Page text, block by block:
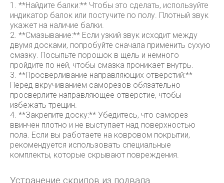
1. **Найдите балки:** Чтобы это сделать, используйте
индикатор балок или постучите по полу. Плотный звук
укажет на наличие балки.
2. **Смазывание:** Если узкий звук исходит между
двумя досками, попробуйте сначала применить сухую
смазку. Посыпьте порошок в щель и немного
пройдите по ней, чтобы смазка проникает внутрь.
3. **Просверливание направляющих отверстий:**
Перед вкручиванием саморезов обязательно
просверлите направляющее отверстие, чтобы
избежать трещин.
4. **Закрепите доску:** Убедитесь, что саморез
ввинчен плотно и не выступает над поверхностью
пола. Если вы работаете на ковровом покрытии,
рекомендуется использовать специальные
комплекты, которые скрывают повреждения.
Устранение скрипов из подвала